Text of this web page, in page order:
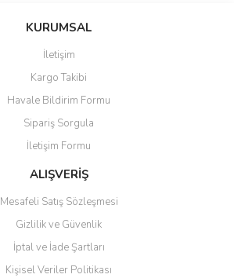
KURUMSAL
İletişim
Kargo Takibi
Havale Bildirim Formu
Sipariş Sorgula
İletişim Formu
ALIŞVERİŞ
Mesafeli Satış Sözleşmesi
Gizlilik ve Güvenlik
İptal ve İade Şartları
Kişisel Veriler Politikası